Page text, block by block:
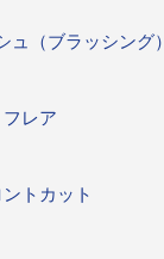
ュ（ブラッシング）
フレア
トカット